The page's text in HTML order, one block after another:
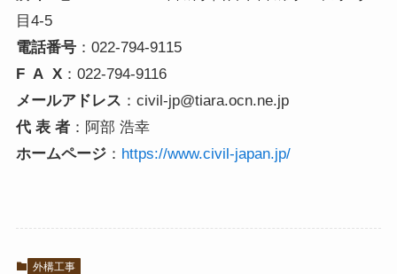
目4-5
電話番号：022-794-9115
F A X：022-794-9116
メールアドレス ：civil-jp@tiara.ocn.ne.jp
代 表 者：阿部 浩幸
ホームページ： https://www.civil-japan.jp/
外構工事